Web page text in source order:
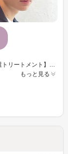
【高いカット技術】【オーダーメイドカラー】【厳選トリートメント】 【メンズも大歓迎！メンズ限定クーポンも多数掲載】 リピート率90％以上の実績や、一般誌、業界誌にも掲載作品多数。ヘアケアマイスターの資格保持者も在籍。 実力派スタイリストが「骨格×髪質」を見極め、計算しつくされたカット技術をご提供。再現性の高いスタイルでご自宅でのスタイリングも楽になる♪♪ 手触り、質感にもこだわったヘアを美しく魅せるオイルカラー。地肌に優しいプロフェッショナルなテクニックと繰り返しカラーしてもごわつかないダメージレスカラーをご提供！！ 高品質な髪質改善トリートメントで、一人一人合った理想のツヤ髪へ。ダメージケアやボリュームダウンも叶う！！ 髪質改善トリートメント ￥8800～（カットは別途） 地毛風ストレート ￥16500～（カットは別途） メンズパーマ ￥7700～（カットは別途） メンズカット ￥5500～ 顔まわりカット/髪質改善トリートメント/オイルカラー/白髪染め/メンズカット/前髪カット 似合わせカット/リタッチカラー/メンズパーマ/学割
もっと見る